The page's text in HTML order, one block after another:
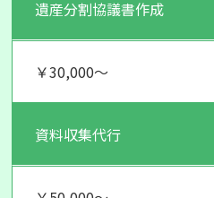
遺産分割協議書作成
￥30,000～
資料収集代行